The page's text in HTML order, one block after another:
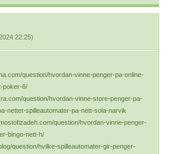
22:25)
question/hvordan-vinne-penger-pa-online-
poker-6/
question/hvordan-vinne-store-penger-pa-
nettet-spilleautomater-pa-nett-sola-narvik
question/hvordan-vinne-penger-
bingo-nett-h/
question/hvilke-spilleautomater-gir-penger-